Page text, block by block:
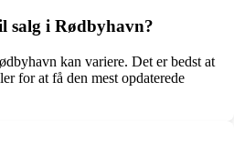
salg i Rødbyhavn?
kan variere. Det er bedst at
for at få den mest opdaterede